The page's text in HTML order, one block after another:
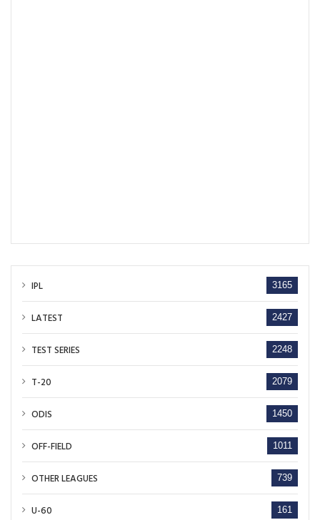
IPL 3165
LATEST 2427
TEST SERIES 2248
T-20 2079
ODIS 1450
OFF-FIELD 1011
OTHER LEAGUES 739
U-60 161